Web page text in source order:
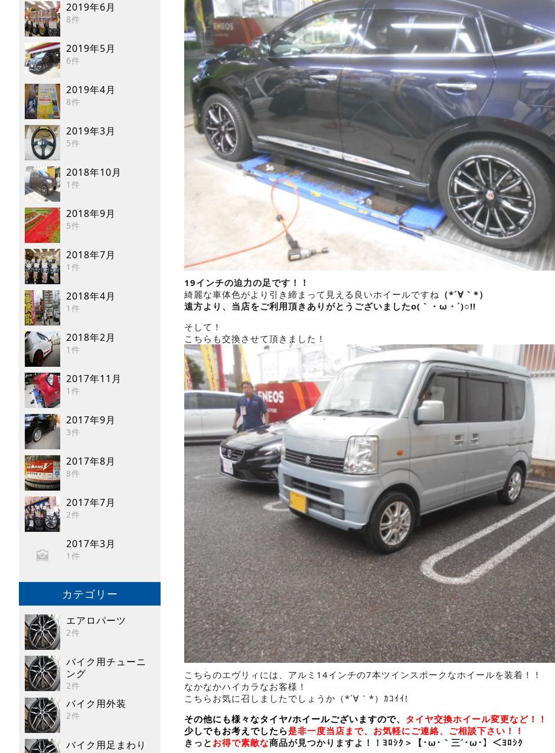
2019年6月
8件
2019年5月
6件
2019年4月
8件
2019年3月
5件
2018年10月
1件
2018年9月
5件
2018年7月
1件
2018年4月
1件
2018年2月
1件
2017年11月
1件
2017年9月
3件
2017年8月
8件
2017年7月
2件
2017年3月
1件
カテゴリー
エアロパーツ
2件
バイク用チューニ
ング
2件
バイク用外装
2件
バイク用足まわり
19インチの迫力の足です！！
綺麗な車体色がより引き締まって見える良いホイールですね （*´∀｀*）
遠方より、当店をご利用頂きありがとうございましたo(｀・ω・´)○!!
そして！
こちらも交換させて頂きました！
こちらのエヴリィには、アルミ14インチの7本ツインスポークなホイールを装着！！
なかなかハイカラなお客様！
こちらお気に召しましたでしょうか（*´∀｀*）ｶｺｲｲ!
その他にも様々なタイヤ/ホイールございますので、 タイヤ交換ホイール変更など！！
少しでもお考えでしたら是非一度当店まで、お気軽にご連絡、ご相談下さい！！
きっと お得で素敵な商品が見つかりますよ！！ﾖﾛｼｸ＞【･ω･｀三´･ω･】＜ﾖﾛｼｸ